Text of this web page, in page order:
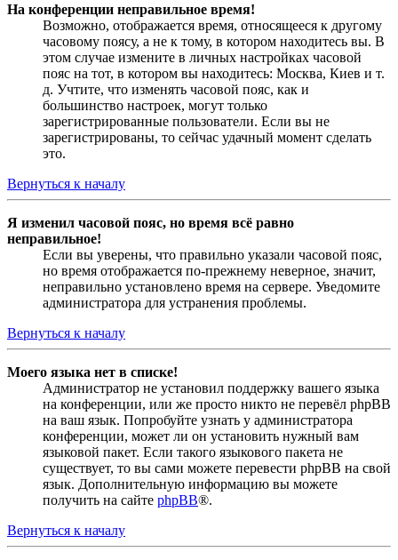
На конференции неправильное время!
Возможно, отображается время, относящееся к другому
часовому поясу, а не к тому, в котором находитесь вы. В
этом случае измените в личных настройках часовой
пояс на тот, в котором вы находитесь: Москва, Киев и т.
д. Учтите, что изменять часовой пояс, как и
большинство настроек, могут только
зарегистрированные пользователи. Если вы не
зарегистрированы, то сейчас удачный момент сделать
это.
Вернуться к началу
Я изменил часовой пояс, но время всё равно
неправильное!
Если вы уверены, что правильно указали часовой пояс,
но время отображается по-прежнему неверное, значит,
неправильно установлено время на сервере. Уведомите
администратора для устранения проблемы.
Вернуться к началу
Моего языка нет в списке!
Администратор не установил поддержку вашего языка
на конференции, или же просто никто не перевёл phpBB
на ваш язык. Попробуйте узнать у администратора
конференции, может ли он установить нужный вам
языковой пакет. Если такого языкового пакета не
существует, то вы сами можете перевести phpBB на свой
язык. Дополнительную информацию вы можете
получить на сайте phpBB®.
Вернуться к началу